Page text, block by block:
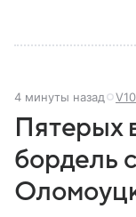
4 минуты назад
Пятерых
бордель